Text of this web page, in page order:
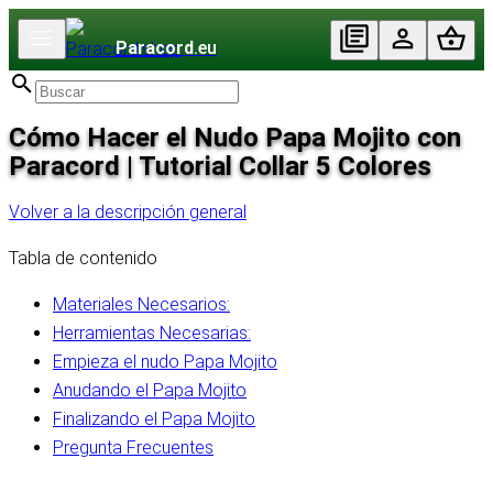
Paracord.eu
Cómo Hacer el Nudo Papa Mojito con
Paracord | Tutorial Collar 5 Colores
Volver a la descripción general
Tabla de contenido
Materiales Necesarios:
Herramientas Necesarias:
Empieza el nudo Papa Mojito
Anudando el Papa Mojito
Finalizando el Papa Mojito
Pregunta Frecuentes